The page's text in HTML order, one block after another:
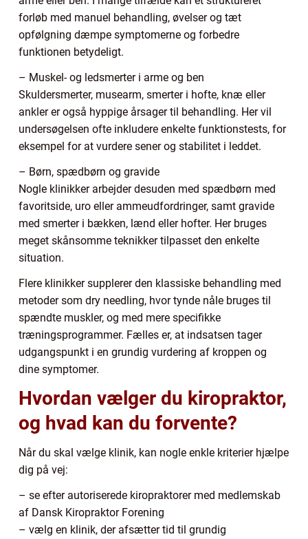
forløb med manuel behandling, øvelser og tæt
opfølgning dæmpe symptomerne og forbedre
funktionen betydeligt.
– Muskel- og ledsmerter i arme og ben
Skuldersmerter, musearm, smerter i hofte, knæ eller
ankler er også hyppige årsager til behandling. Her vil
undersøgelsen ofte inkludere enkelte funktionstests, for
eksempel for at vurdere sener og stabilitet i leddet.
– Børn, spædbørn og gravide
Nogle klinikker arbejder desuden med spædbørn med
favoritside, uro eller ammeudfordringer, samt gravide
med smerter i bækken, lænd eller hofter. Her bruges
meget skånsomme teknikker tilpasset den enkelte
situation.
Flere klinikker supplerer den klassiske behandling med
metoder som dry needling, hvor tynde nåle bruges til
spændte muskler, og med mere specifikke
træningsprogrammer. Fælles er, at indsatsen tager
udgangspunkt i en grundig vurdering af kroppen og
dine symptomer.
Hvordan vælger du kiropraktor,
og hvad kan du forvente?
Når du skal vælge klinik, kan nogle enkle kriterier hjælpe
dig på vej:
– se efter autoriserede kiropraktorer med medlemskab
af Dansk Kiropraktor Forening
– vælg en klinik, der afsætter tid til grundig